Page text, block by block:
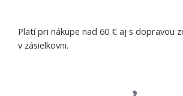
Platí pri nákupe nad 60 € aj s dopravou
v zásielkovni.